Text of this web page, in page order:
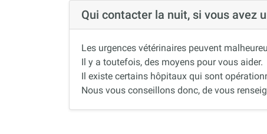
Qui contacter la nuit, si vous avez
Les urgences vétérinaires peuvent
Il y a toutefois, des moyens pour vous aider.
Il existe certains hôpitaux qui sont
Nous vous conseillons donc, de vous